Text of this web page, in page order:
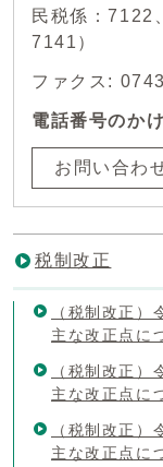
民税係：7122
7141）
ファクス:
電話番号のか
お問い合わ
税制改正
（税制改正
主な改正点に
（税制改正
主な改正点に
（税制改正
主な改正点に